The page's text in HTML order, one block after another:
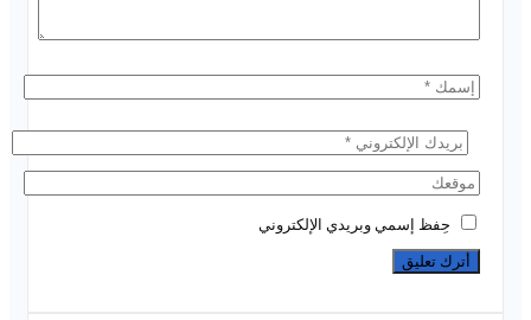
حِفظ إسمي وبريدي الإلكتروني